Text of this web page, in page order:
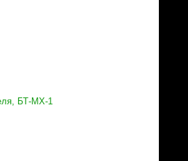
БТ-МХ-1